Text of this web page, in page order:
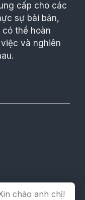
cấp cho các
sự bài bản,
thể hoàn
và nghiên
chào anh chị!